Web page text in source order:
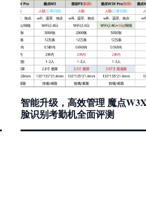
智能升级，高效管理 魔点
脸识别考勤机全面评测